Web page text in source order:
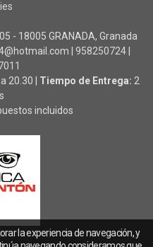
- 18005 GRANADA, Granada
| 958250724
20.30 | Tiempo de Entrega: 2
incluidos
la experiencia de navegación, y